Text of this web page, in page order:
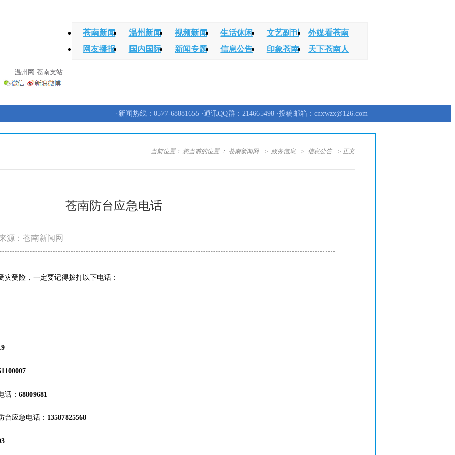
温州网·苍南支站
苍南新闻 温州新闻 视频新闻 生活休闲 文艺副刊
外媒看苍南
网友播报
国内国际 新闻专题 信息公告 印象苍南 天下苍南人
·新闻热线：0577-68881655 ·通讯QQ群：214665498 ·投稿邮箱：cnxwzx@126.com
当前位置： 您当前的位置 ： 苍南新闻网-> 政务信息 -> 信息公告 -> 正文
苍南防台应急电话
源：苍南新闻网
险，一定要记得拨打以下电话：
： 68809681
应急电话： 13587825568